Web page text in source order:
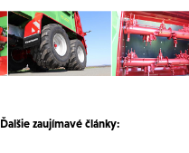
Ďalšie zaujímavé články: